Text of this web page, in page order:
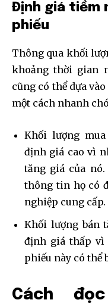
Join our
To subscribe, simply
or click the subscribe
your privacy and won't
safe with us.
Định giá tiềm
phiếu
Thông qua khối
khoảng thời gian
cũng có thể dựa
một cách nhanh
Khối lượng
định giá cao vì
tăng giá của nó.
thông tin họ có
nghiệp cung cấp.
Khối lượng bán
định giá thấp vì
phiếu này có thể
Cách